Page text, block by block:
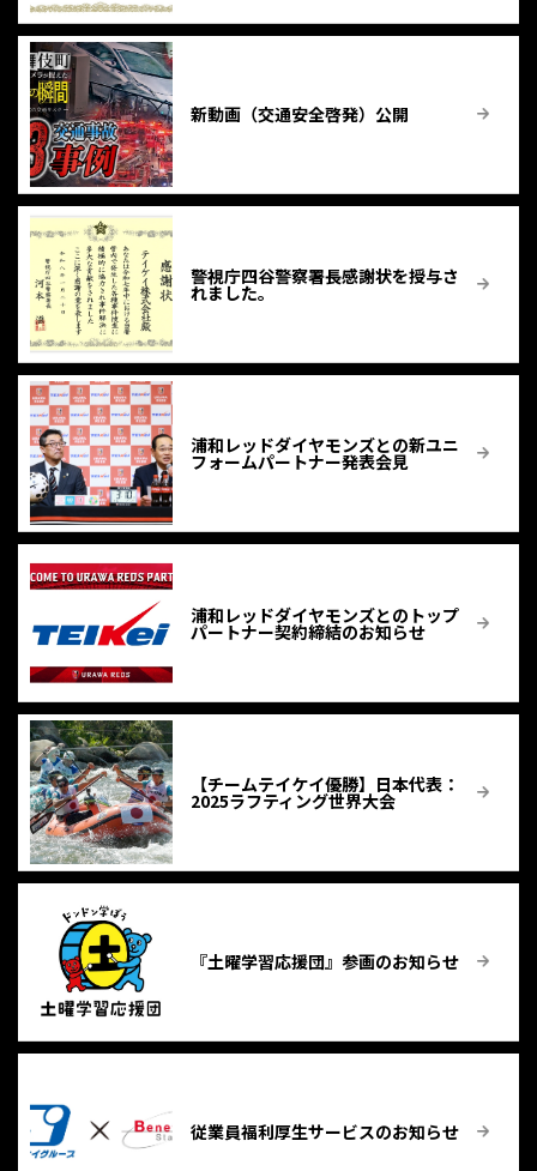
新動画（交通安全啓発）公開
警視庁四谷警察署長感謝状を授与さ
れました。
浦和レッドダイヤモンズとの新ユニ
フォームパートナー発表会見
浦和レッドダイヤモンズとのトップ
パートナー契約締結のお知らせ
【チームテイケイ優勝】⽇本代表：
2025ラフティング世界大会
『土曜学習応援団』参画のお知らせ
従業員福利厚生サービスのお知らせ